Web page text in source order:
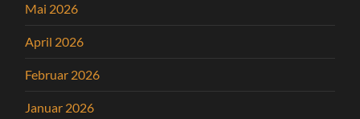
Mai 2026
April 2026
Februar 2026
Januar 2026